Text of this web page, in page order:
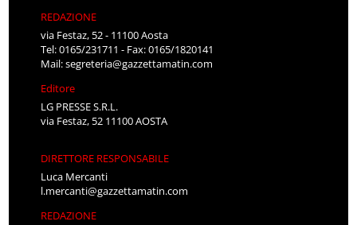
REDAZIONE
via Festaz, 52 - 11100 Aosta
Tel: 0165/231711 - Fax: 0165/1820141
Mail:segreteria@gazzettamatin.com
Editore
LG PRESSE S.R.L.
via Festaz, 52 11100 AOSTA
DIRETTORE RESPONSABILE
Luca Mercanti
l.mercanti@gazzettamatin.com
REDAZIONE